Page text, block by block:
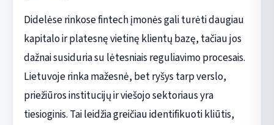
Didelėse rinkose fintech įmonės gali turėti daugiau
kapitalo ir platesnę vietinę klientų bazę, tačiau jos
dažnai susiduria su lėtesniais reguliavimo procesais.
Lietuvoje rinka mažesnė, bet ryšys tarp verslo,
priežiūros institucijų ir viešojo sektoriaus yra
tiesioginis. Tai leidžia greičiau identifikuoti kliūtis,